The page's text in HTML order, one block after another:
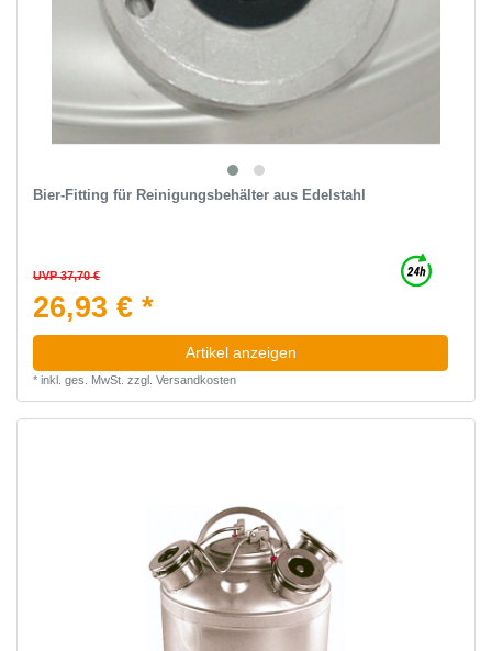
Bier-Fitting für Reinigungsbehälter aus Edelstahl
UVP 37,70 €
26,93 € *
Artikel anzeigen
* inkl. ges. MwSt. zzgl. Versandkosten